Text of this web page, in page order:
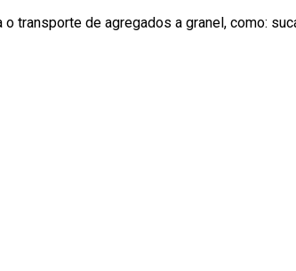
de agregados a granel, como: